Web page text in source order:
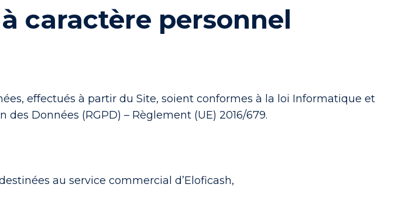
caractère personnel
effectués à partir du Site, soient conformes à la loi Informatique et
Données (RGPD) – Règlement (UE) 2016/679.
au service commercial d’Eloficash,